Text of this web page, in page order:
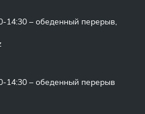
14:30 – обеденный перерыв,
14:30 – обеденный перерыв